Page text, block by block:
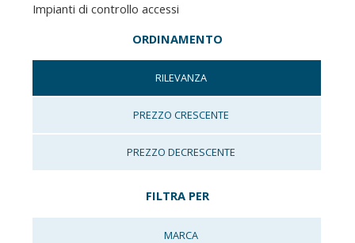
Impianti di controllo accessi
ORDINAMENTO
RILEVANZA
PREZZO CRESCENTE
PREZZO DECRESCENTE
FILTRA PER
MARCA